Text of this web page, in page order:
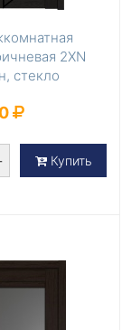
2XN
стекло
Купить